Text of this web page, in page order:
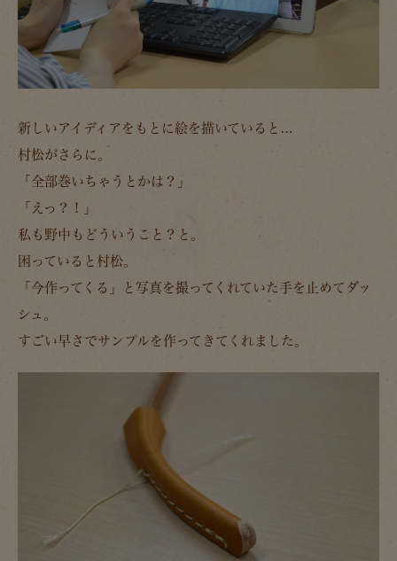
新しいアイディアをもとに絵を描いていると…
村松がさらに。
「全部巻いちゃうとかは？」
「えっ？！」
私も野中もどういうこと？と。
困っていると村松。
「今作ってくる」と写真を撮ってくれていた手を止めてダッ
シュ。
すごい早さでサンプルを作ってきてくれました。